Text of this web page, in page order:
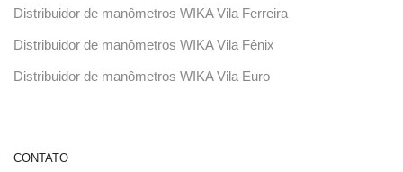
Distribuidor de manômetros WIKA Vila Ferreira
Distribuidor de manômetros WIKA Vila Fênix
Distribuidor de manômetros WIKA Vila Euro
CONTATO